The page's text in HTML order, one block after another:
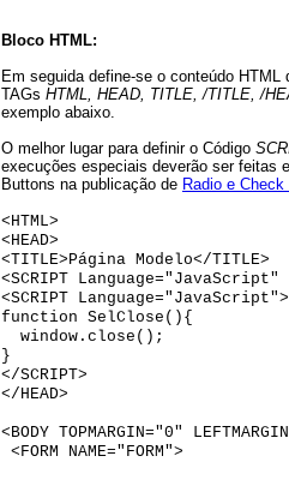
Bloco HTML:
Em seguida define-se o conteúdo
TAGs HTML, HEAD, TITLE, /TITLE, /
exemplo abaixo.
O melhor lugar para definir o Código
execuções especiais deverão ser feitas
Buttons na publicação de Radio e
<HTML>
<HEAD>
<TITLE>Página Modelo</TITLE>
<SCRIPT
<SCRIPT Language="JavaScript">
function SelClose(){
window.close();
}
</SCRIPT>
</HEAD>
<BODY TOPMARGIN="0"
<FORM NAME="FORM">